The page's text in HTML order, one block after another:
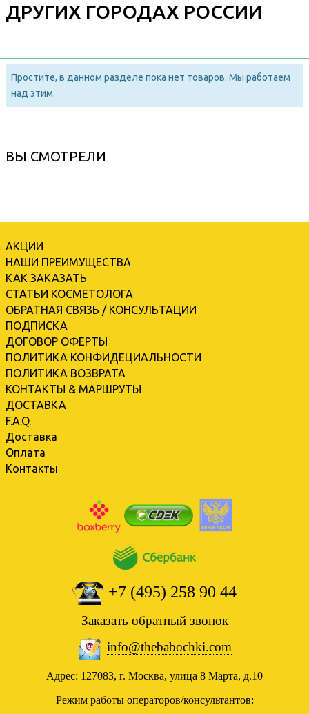
ДРУГИХ ГОРОДАХ РОССИИ
Простите, в данном разделе пока нет товаров. Мы работаем
над этим.
ВЫ СМОТРЕЛИ
АКЦИИ
НАШИ ПРЕИМУЩЕСТВА
КАК ЗАКАЗАТЬ
СТАТЬИ КОСМЕТОЛОГА
ОБРАТНАЯ СВЯЗЬ / КОНСУЛЬТАЦИИ
ПОДПИСКА
ДОГОВОР ОФЕРТЫ
ПОЛИТИКА КОНФИДЕЦИАЛЬНОСТИ
ПОЛИТИКА ВОЗВРАТА
КОНТАКТЫ & МАРШРУТЫ
ДОСТАВКА
F.A.Q.
Доставка
Оплата
Контакты
+7 (495) 258 90 44
Заказать обратный звонок
info@thebabochki.com
Адрес: 127083, г. Москва, улица 8 Марта, д.10
Режим работы операторов/консультантов: